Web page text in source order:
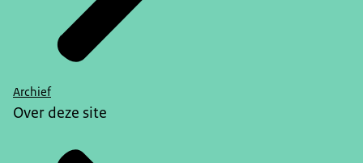
Archief
Over deze site